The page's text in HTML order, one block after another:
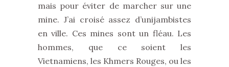
mais pour éviter de marcher sur une
mine. J’ai croisé assez d’unijambistes
en ville. Ces mines sont un fléau. Les
hommes, que ce soient les
Vietnamiens, les Khmers Rouges, ou les